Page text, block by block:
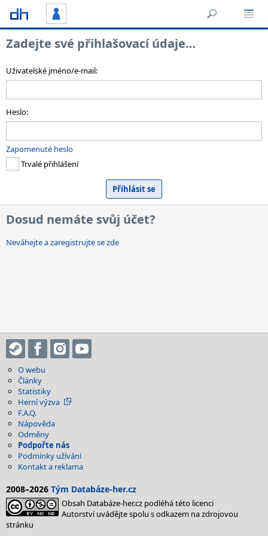
Zadejte své přihlašovací údaje…
Uživatelské jméno/e-mail:
Heslo:
Zapomenuté heslo
Trvalé přihlášení
Dosud nemáte svůj účet?
Neváhejte a zaregistrujte se zde
O webu
Články
Statistiky
Herní výzva
F.A.Q.
Nápověda
Odměny
Podpořte nás
Podmínky užívání
Kontakt a reklama
2008–2026 Tým Databáze-her.cz
Obsah Databáze-her.cz podléhá této licenci
Autorství uvádějte spolu s odkazem na zdrojovou
stránku